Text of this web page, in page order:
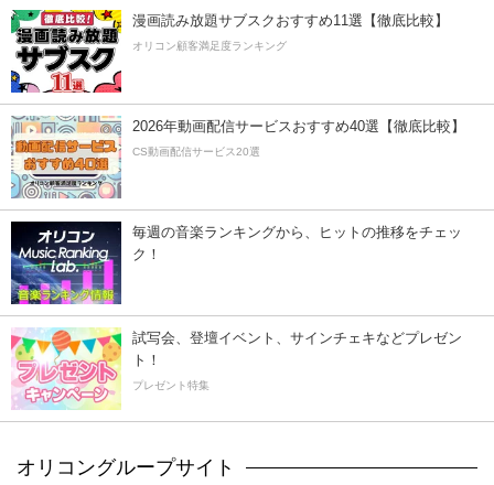
漫画読み放題サブスクおすすめ11選【徹底比較】
オリコン顧客満足度ランキング
2026年動画配信サービスおすすめ40選【徹底比較】
CS動画配信サービス20選
毎週の音楽ランキングから、ヒットの推移をチェッ
ク！
試写会、登壇イベント、サインチェキなどプレゼン
ト！
プレゼント特集
オリコングループサイト